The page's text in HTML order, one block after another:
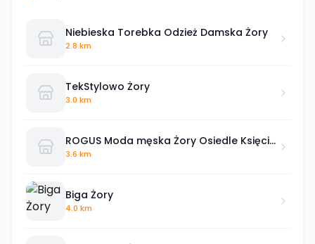
Niebieska Torebka Odzież Damska Żory
2.8 km
TekStylowo Żory
3.0 km
ROGUS Moda męska Żory Osiedle Księcia
Władysława Pu-3 DUŻE ROZMIARY
3.6 km
Biga Żory
4.0 km